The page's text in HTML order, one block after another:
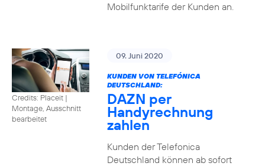
Mobilfunktarife der Kunden an.
Credits: Placeit |
Montage, Ausschnitt
bearbeitet
09. Juni 2020
KUNDEN VON TELEFÓNICA
DEUTSCHLAND:
DAZN per
Handyrechnung
zahlen
Kunden der Telefonica
Deutschland können ab sofort